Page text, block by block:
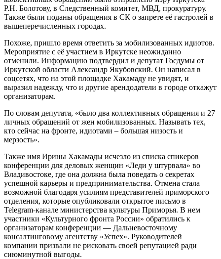
Р.Н. Болотову, в Следственный комитет, МВД, прокуратуру.
Также были поданы обращения в СК о запрете её гастролей в
вышеперечисленных городах.
Похоже, пришло время ответить за мобилизованных идиотов.
Мероприятие с её участием в Иркутске неожиданно
отменили. Информацию подтвердил и депутат Госдумы от
Иркутской области Александр Якубовский. Он написал в
соцсетях, что на этой площадке Хакамаду не увидят, и
выразил надежду, что и другие арендодатели в городе откажут
организаторам.
По словам депутата, «было два коллективных обращения и 27
личных обращений от жен мобилизованных. Называть тех,
кто сейчас на фронте, идиотами – большая низость и
мерзость».
Также имя Ирины Хакамады исчезло из списка спикеров
конференции для деловых женщин «Леди у штурвала» во
Владивостоке, где она должна была поведать о секретах
успешной карьеры и предпринимательства. Отмена стала
возможной благодаря усилиям представителей приморского
отделения, которые опубликовали открытое письмо в
Telegram-канале министерства культуры Приморья. В нем
участники «Культурного фронта России» обратились к
организаторам конференции — Дальневосточному
консалтинговому агентству «Успех». Руководителей
компании призвали не рисковать своей репутацией ради
сиюминутной выгоды.